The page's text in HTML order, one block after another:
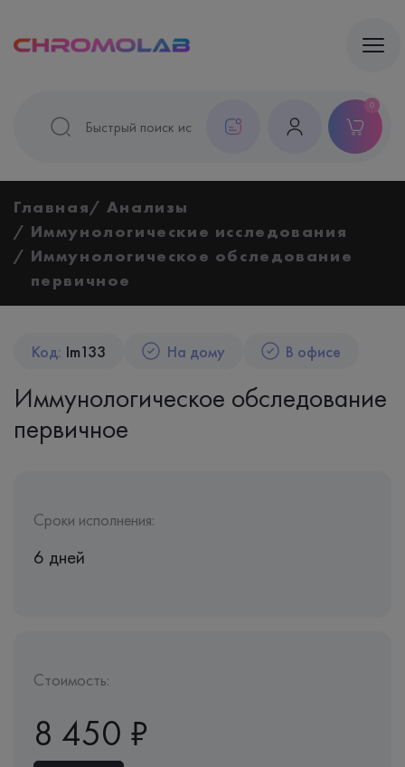
0
Главная
Анализы
Иммунологические исследования
Иммунологическое обследование
первичное
Код: Im133 На дому В офисе
Иммунологическое обследование
первичное
Сроки исполнения:
6 дней
Стоимость:
8 450 ₽